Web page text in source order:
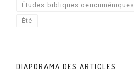
Études bibliques oeucuméniques
Été
DIAPORAMA DES ARTICLES